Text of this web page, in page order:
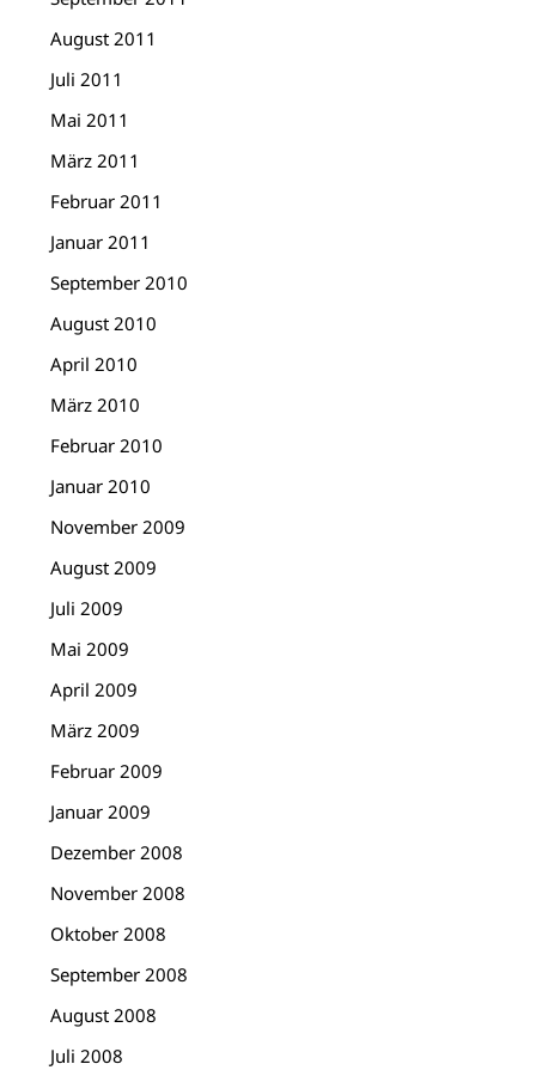
August 2011
Juli 2011
Mai 2011
März 2011
Februar 2011
Januar 2011
September 2010
August 2010
April 2010
März 2010
Februar 2010
Januar 2010
November 2009
August 2009
Juli 2009
Mai 2009
April 2009
März 2009
Februar 2009
Januar 2009
Dezember 2008
November 2008
Oktober 2008
September 2008
August 2008
Juli 2008